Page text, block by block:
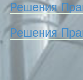
Решения
Решения